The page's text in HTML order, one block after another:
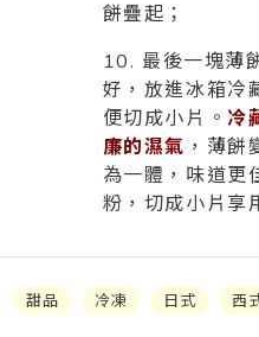
餅疊起；
10. 最後一塊薄
好，放進冰箱冷
便切成小片。 冷
廉的濕氣 ，薄餅
為一體，味道更
粉，切成小片享
甜品 冷凍 日式 西